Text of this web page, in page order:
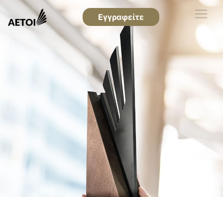
Εγγραφείτε